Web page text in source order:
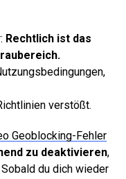
Rechtlich ist das
verstößt.
Geoblocking-Fehler
zu deaktivieren,
du dich wieder